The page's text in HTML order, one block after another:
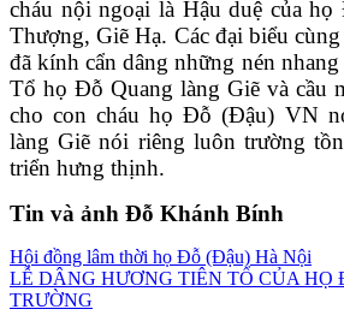
cháu nội ngoại là Hậu duệ của
Thượng, Giẽ Hạ. Các đại biểu
đã kính cẩn dâng những nén
Tổ họ Đỗ Quang làng Giẽ và cầu
cho con cháu họ Đỗ (Đậu) VN
làng Giẽ nói riêng luôn trường
triển hưng thịnh.
Tin và ảnh Đỗ Khánh Bính
Điều
hướng
Hội đồng lâm thời họ Đỗ (Đậu) Hà Nội
LỄ DÂNG HƯƠNG TIÊN TỔ CỦA
TRƯỜNG